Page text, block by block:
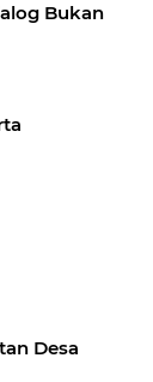
Bukan
Desa